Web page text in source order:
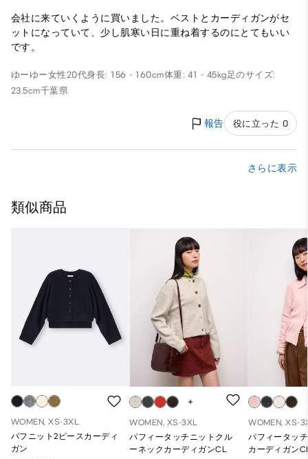
会社に来ていくように買いました。ベストとカーディガンがセ
ットになっていて、少し肌寒い日に重ね着するのにとてもいい
です。
ゆーゆー女性20代身長: 156 - 160cm体重: 41 - 45kg足のサイズ:
23.5cm千葉県
報告 役に立った 0
さらに表示
類似商品
WOMEN, XS-3XL
パフニット2ピースカーディ
ガン
WOMEN, XS-3XL
パフィータッチニットクル
ーネックカーディガンCL
WOMEN, XS-
パフィータッ
カーディガン